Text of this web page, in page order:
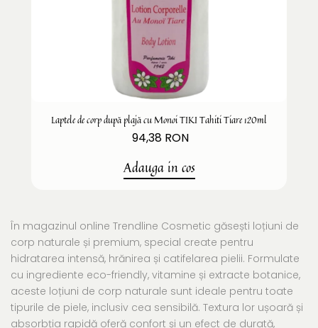
Laptele de corp după plajă cu Monoi TIKI Tahiti Tiare 120ml
94,38 RON
Adauga in cos
În magazinul online Trendline Cosmetic găsești loțiuni de
corp naturale și premium, special create pentru
hidratarea intensă, hrănirea și catifelarea pielii. Formulate
cu ingrediente eco-friendly, vitamine și extracte botanice,
aceste loțiuni de corp naturale sunt ideale pentru toate
tipurile de piele, inclusiv cea sensibilă. Textura lor ușoară și
absorbția rapidă oferă confort și un efect de durată,